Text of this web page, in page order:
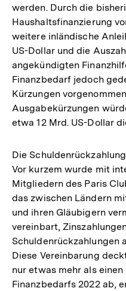
werden. Durch die
Haushaltsfinanzierung
weitere inländische
US-Dollar und die
angekündigten
Finanzbedarf jedoch
Kürzungen
Ausgabekürzungen
etwa 12 Mrd. US-Dollar
Die
Vor kurzem wurde mit
Mitgliedern des Paris
das zwischen Ländern
und ihren Gläubigern
vereinbart,
Schuldenrückzahlungen
Diese Vereinbarung
nur etwas mehr als
Finanzbedarfs 2022 ab,